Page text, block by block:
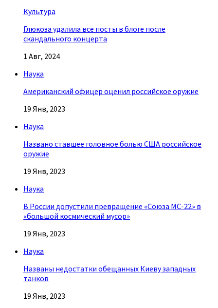
Культура
Глюкоза удалила все посты в блоге после
скандального концерта
1 Авг, 2024
Наука
Американский офицер оценил российское оружие
19 Янв, 2023
Наука
Названо ставшее головное болью США российское
оружие
19 Янв, 2023
Наука
В России допустили превращение «Союза МС-22» в
«большой космический мусор»
19 Янв, 2023
Наука
Названы недостатки обещанных Киеву западных
танков
19 Янв, 2023